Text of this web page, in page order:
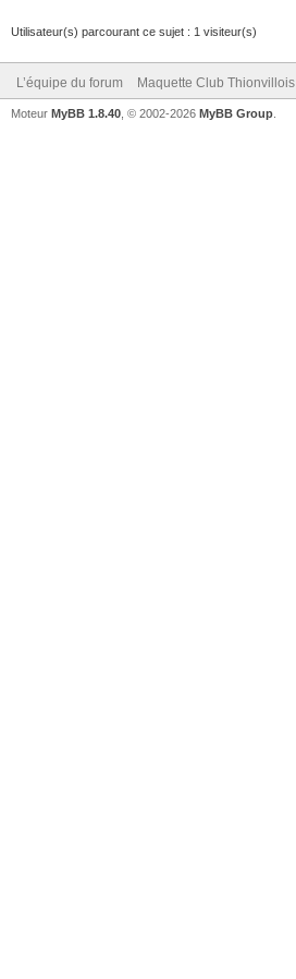
Utilisateur(s) parcourant ce sujet : 1 visiteur(s)
L’équipe du forum Maquette Club Thionvillois
Moteur MyBB 1.8.40 , © 2002-2026 MyBB Group